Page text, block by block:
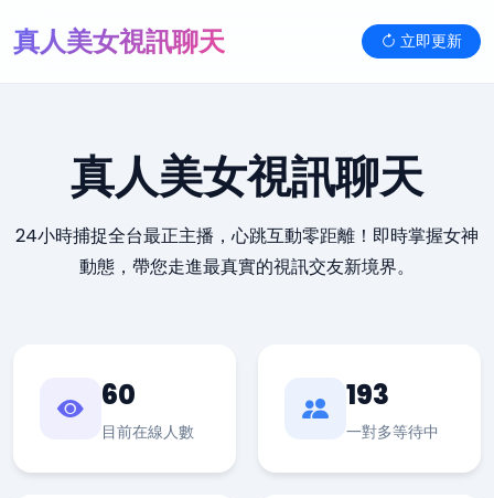
真人美女視訊聊天 立即更新
真人美女視訊聊天
24小時捕捉全台最正主播，心跳互動零距離！即時掌握女神
動態，帶您走進最真實的視訊交友新境界。
60
目前在線人數
193
一對多等待中